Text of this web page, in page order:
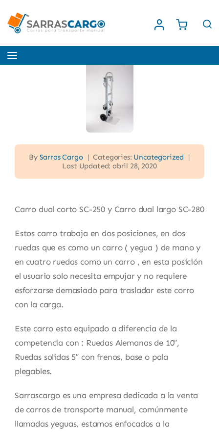
contenido
Toggle
Navigation
Tienda
Contacto
By Sarras Cargo | Categories: Uncategorized
|
Last Updated: abril 28, 2020
Carro dual corto SC-250 y Carro dual largo SC-280
Estos carro trabaja en dos posiciones, en dos
ruedas que es como un carro ( yegua ) de mano y
en cuatro ruedas como un carro , en esta posición
el usuario solo necesita empujar y no requiere
esforzarse demasiado para trasladar este corro
con la carga.
Este carro esta equipado a diferencia de la
competencia con : Ruedas Alemanas de 10″,
Ruedas solidas 5″ con frenos, base o pala
plegables.
Sarrascargo es una empresa dedicada a la venta
de carros de transporte manual, comúnmente
llamadas yeguas, estamos enfocados a la